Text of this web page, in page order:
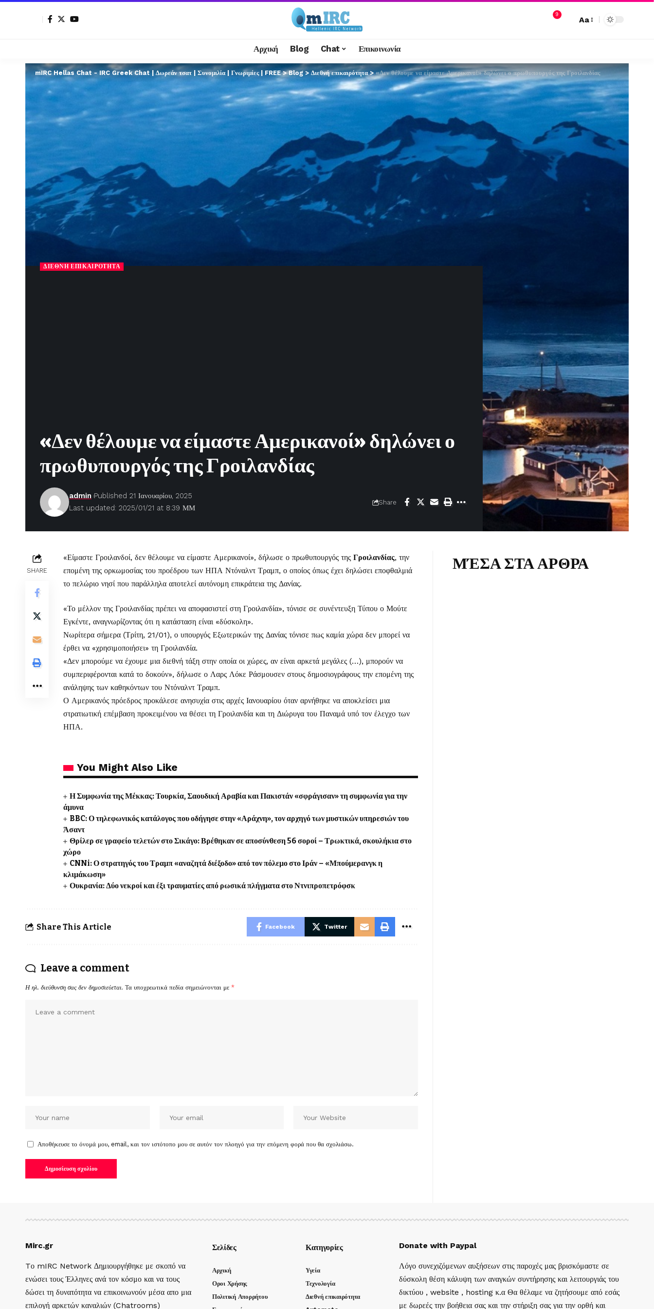
9
Aa
Αρχική Blog Chat Επικοινωνία
mIRC Hellas Chat - IRC Greek Chat | Δωρεάν τσατ | Συνομιλία | Γνωριμίες | FREE>Blog >Διεθνή επικαιρότητα>«Δεν θέλουμε να είμαστε Αμερικανοί» δηλώνει ο πρωθυπουργός της Γροιλανδίας
ΔΙΕΘΝΉ ΕΠΙΚΑΙΡΌΤΗΤΑ
«Δεν θέλουμε να είμαστε Αμερικανοί» δηλώνει ο
πρωθυπουργός της Γροιλανδίας
Last updated: 2025/01/21 at 8:39 ΜΜ
admin Published 21 Ιανουαρίου, 2025
Share
SHARE
«Είμαστε Γροιλανδοί, δεν θέλουμε να είμαστε Αμερικανοί», δήλωσε ο πρωθυπουργός της Γροιλανδίας, την
επομένη της ορκωμοσίας του προέδρου των ΗΠΑ Ντόναλντ Τραμπ, ο οποίος όπως έχει δηλώσει εποφθαλμιά
το πελώριο νησί που παράλληλα αποτελεί αυτόνομη επικράτεια της Δανίας.
«Το μέλλον της Γροιλανδίας πρέπει να αποφασιστεί στη Γροιλανδία», τόνισε σε συνέντευξη Τύπου ο Μούτε
Εγκέντε, αναγνωρίζοντας ότι η κατάσταση είναι «δύσκολη».
Νωρίτερα σήμερα (Τρίτη, 21/01), ο υπουργός Εξωτερικών της Δανίας τόνισε πως καμία χώρα δεν μπορεί να
έρθει να «χρησιμοποιήσει» τη Γροιλανδία.
«Δεν μπορούμε να έχουμε μια διεθνή τάξη στην οποία οι χώρες, αν είναι αρκετά μεγάλες (…), μπορούν να
συμπεριφέρονται κατά το δοκούν», δήλωσε ο Λαρς Λόκε Ράσμουσεν στους δημοσιογράφους την επομένη της
ανάληψης των καθηκόντων του Ντόναλντ Τραμπ.
Ο Αμερικανός πρόεδρος προκάλεσε ανησυχία στις αρχές Ιανουαρίου όταν αρνήθηκε να αποκλείσει μια
στρατιωτική επέμβαση προκειμένου να θέσει τη Γροιλανδία και τη Διώρυγα του Παναμά υπό τον έλεγχο των
ΗΠΑ.
You Might Also Like
Η Συμφωνία της Μέκκας: Τουρκία, Σαουδική Αραβία και Πακιστάν «σφράγισαν» τη συμφωνία για την
άμυνα
BBC: Ο τηλεφωνικός κατάλογος που οδήγησε στην «Αράχνη», τον αρχηγό των μυστικών υπηρεσιών του
Άσαντ
Θρίλερ σε γραφείο τελετών στο Σικάγο: Βρέθηκαν σε αποσύνθεση 56 σοροί – Τρωκτικά, σκουλήκια στο
χώρο
CNNi: Ο στρατηγός του Τραμπ «αναζητά διέξοδο» από τον πόλεμο στο Ιράν – «Μπούμερανγκ η
κλιμάκωση»
Ουκρανία: Δύο νεκροί και έξι τραυματίες από ρωσικά πλήγματα στο Ντνιπροπετρόφσκ
Share This Article Facebook Twitter
Leave a comment
Η ηλ. διεύθυνση σας δεν δημοσιεύεται. Τα υποχρεωτικά πεδία σημειώνονται με *
Αποθήκευσε το όνομά μου, email, και τον ιστότοπο μου σε αυτόν τον πλοηγό για την επόμενη φορά που θα σχολιάσω.
ΜΈΣΑ ΣΤΑ ΑΡΘΡΑ
Mirc.gr
Tο mIRC Network Δημιουργήθηκε με σκοπό να
ενώσει τους Έλληνες ανά τον κόσμο και να τους
δώσει τη δυνατότητα να επικοινωνούν μέσα απο μια
επιλογή αρκετών καναλιών (Chatrooms)
Σελίδες
Αρχική
Οροι Χρήσης
Πολιτική Απορρήτου
Κατηγορίες
Υγεία
Τεχνολογία
Διεθνή επικαιρότητα
Donate with Paypal
Λόγο συνεχιζόμενων αυξήσεων στις παροχές μας βρισκόμαστε σε
δύσκολη θέση κάλυψη των αναγκών συντήρησης και λειτουργιάς του
δικτύου , website , hosting κ.α Θα θέλαμε να ζητήσουμε από εσάς
με δωρεές την βοήθεια σας και την στήριξη σας για την ορθή και